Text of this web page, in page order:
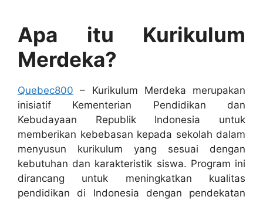
Apa itu Kurikulum
Merdeka?
Quebec800 – Kurikulum Merdeka merupakan
inisiatif Kementerian Pendidikan dan
Kebudayaan Republik Indonesia untuk
memberikan kebebasan kepada sekolah dalam
menyusun kurikulum yang sesuai dengan
kebutuhan dan karakteristik siswa. Program ini
dirancang untuk meningkatkan kualitas
pendidikan di Indonesia dengan pendekatan